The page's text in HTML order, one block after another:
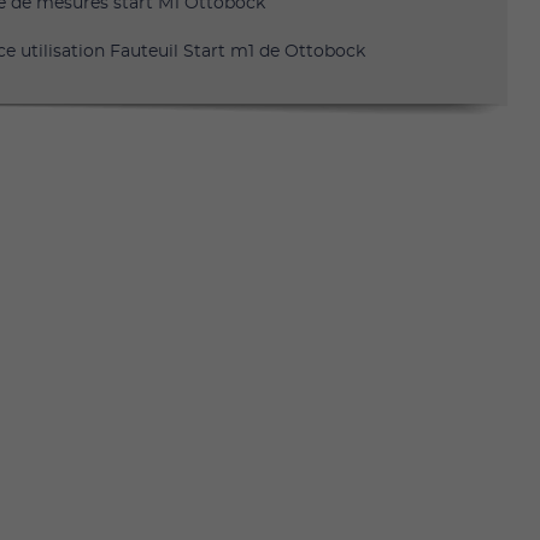
de mesures start M1 Ottobock
utilisation Fauteuil Start m1 de Ottobock